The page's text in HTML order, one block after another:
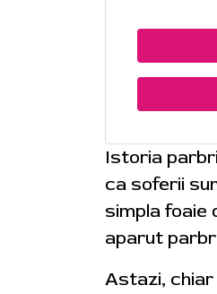
Istoria
ca soferii
simpla foaie
aparut
Astazi, chiar